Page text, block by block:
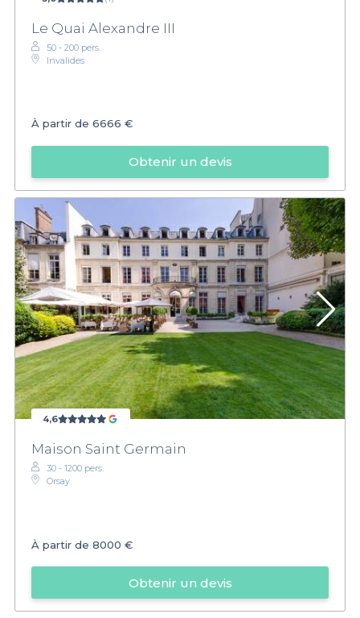
Le Quai Alexandre III
50 - 200 pers.
Invalides
À partir de 6666 €
Obtenir un devis
4,6
Maison Saint Germain
30 - 1200 pers.
Orsay
À partir de 8000 €
Obtenir un devis